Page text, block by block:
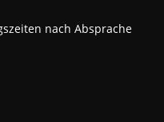
nach Absprache